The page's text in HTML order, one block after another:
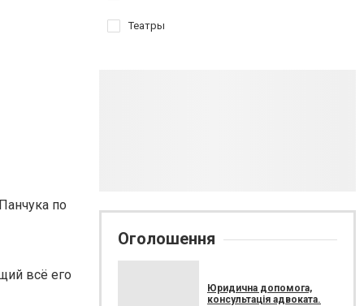
по
всё его
Театры
Оголошення
Юридична допомога,
консультація адвоката.